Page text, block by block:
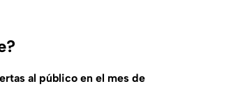
al público en el mes de